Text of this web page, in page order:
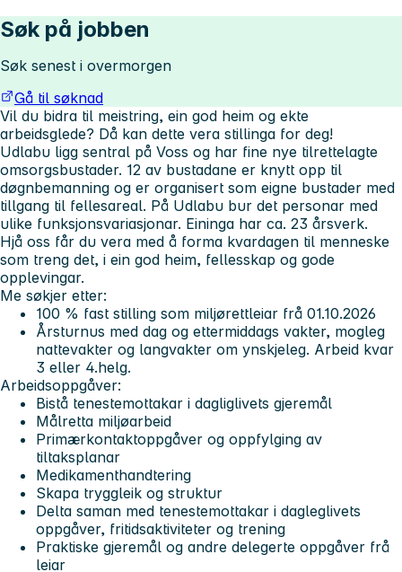
Søk på jobben
Søk senest i overmorgen
Gå til søknad
Vil du bidra til meistring, ein god heim og ekte
arbeidsglede? Då kan dette vera stillinga for deg!
Udlabu ligg sentral på Voss og har fine nye tilrettelagte
omsorgsbustader. 12 av bustadane er knytt opp til
døgnbemanning og er organisert som eigne bustader med
tillgang til fellesareal. På Udlabu bur det personar med
ulike funksjonsvariasjonar. Eininga har ca. 23 årsverk.
Hjå oss får du vera med å forma kvardagen til menneske
som treng det, i ein god heim, fellesskap og gode
opplevingar.
Me søkjer etter:
100 % fast stilling som miljørettleiar frå 01.10.2026
Årsturnus med dag og ettermiddags vakter, mogleg
nattevakter og langvakter om ynskjeleg. Arbeid kvar
3 eller 4.helg.
Arbeidsoppgåver:
Bistå tenestemottakar i dagliglivets gjeremål
Målretta miljøarbeid
Primærkontaktoppgåver og oppfylging av
tiltaksplanar
Medikamenthandtering
Skapa tryggleik og struktur
Delta saman med tenestemottakar i dagleglivets
oppgåver, fritidsaktiviteter og trening
Praktiske gjeremål og andre delegerte oppgåver frå
leiar